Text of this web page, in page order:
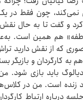
چون فقط در
کرد و گفت تا به حال
هم همین است.
که از نقش دارید
به کارگردان و بازیگر
باید بازی شود.
است. من در
می‌دهم و ۱۰ جلسه درباره